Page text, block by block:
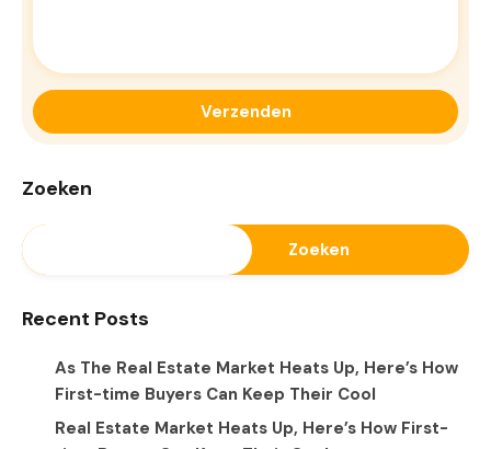
Zoeken
Zoeken
Recent Posts
As The Real Estate Market Heats Up, Here’s How
First-time Buyers Can Keep Their Cool
Real Estate Market Heats Up, Here’s How First-